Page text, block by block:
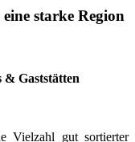
starke Region
& Gaststätten
Vielzahl gut sortierter